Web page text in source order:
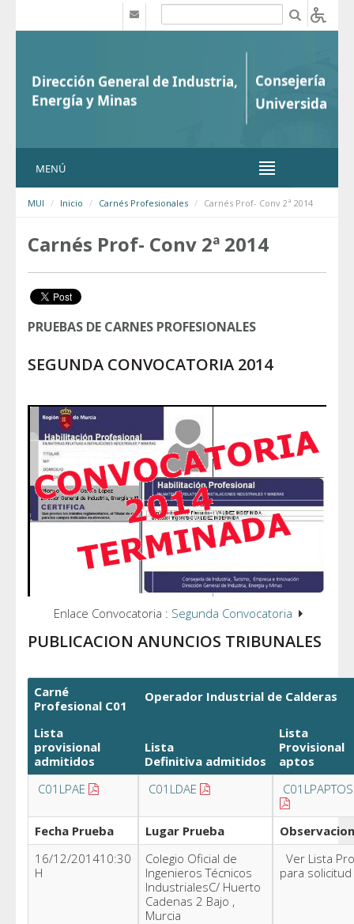
MENÚ
MUI Inicio Carnés Profesionales Carnés Prof- Conv 2ª 2014
Carnés Prof- Conv 2ª 2014
PRUEBAS DE CARNES PROFESIONALES
SEGUNDA CONVOCATORIA 2014
Enlace Convocatoria : Segunda Convocatoria
PUBLICACION ANUNCIOS TRIBUNALES
Carné
Profesional C01
Operador Industrial de Calderas
Lista
provisional
admitidos
Lista
Definitiva admitidos
Lista
Provisional
aptos
C01LPAE
C01LDAE C01LPAPTOS
Fecha Prueba Lugar Prueba
16/12/201410:30
H
Colegio Oficial de
Ingenieros Técnicos
IndustrialesC/ Huerto
Cadenas 2 Bajo ,
Murcia
Ver Lista
para